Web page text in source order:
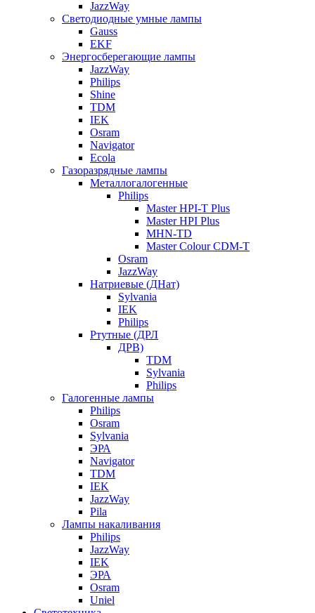
JazzWay
Светодиодные умные лампы
Gauss
EKF
Энергосберегающие лампы
JazzWay
Philips
Shine
TDM
IEK
Osram
Navigator
Ecola
Газоразрядные лампы
Металлогалогенные
Philips
Master HPI-T Plus
Master HPI Plus
MHN-TD
Master Colour CDM-T
Osram
JazzWay
Натриевые (ДНат)
Sylvania
IEK
Philips
Ртутные (ДРЛ
ДРВ)
TDM
Sylvania
Philips
Галогенные лампы
Philips
Osram
Sylvania
ЭРА
Navigator
TDM
IEK
JazzWay
Pila
Лампы накаливания
Philips
JazzWay
IEK
ЭРА
Osram
Uniel